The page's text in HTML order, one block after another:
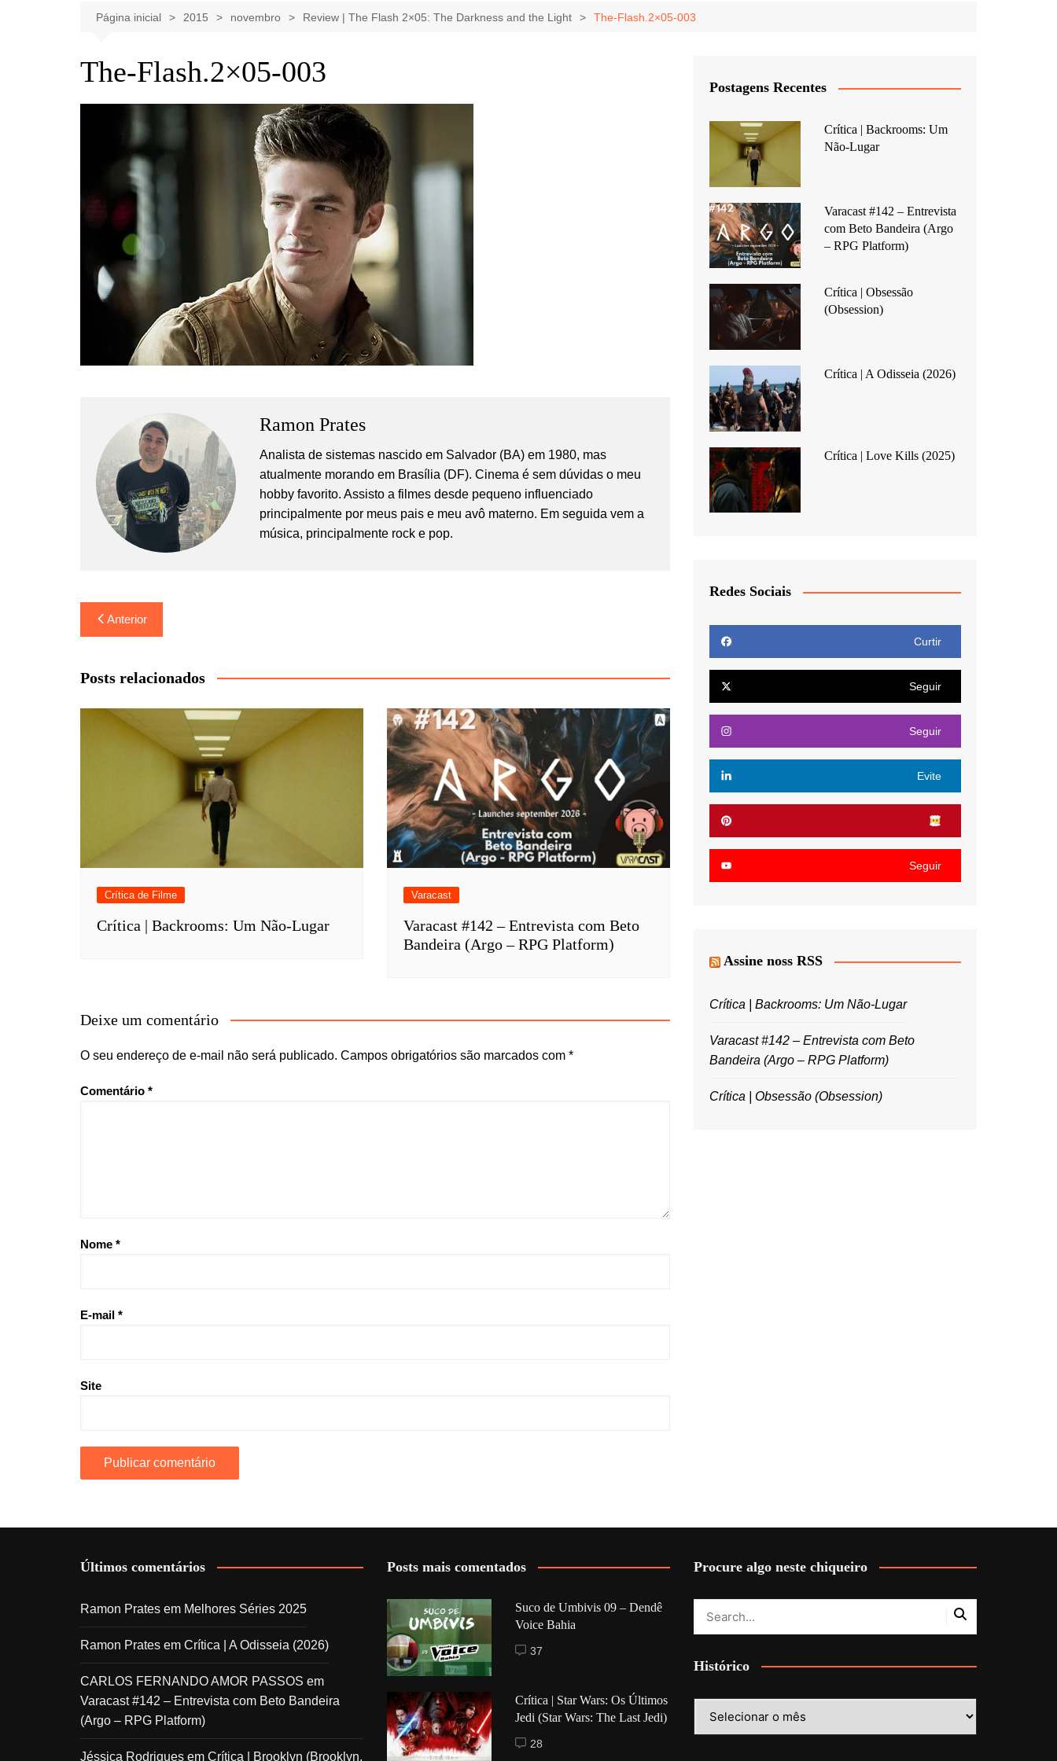
Celebridades
Música
Notícias
Clássicos
Livros
Game ReviewRadiola Torresmo
Tv
Página inicial 2015 novembro Review | The Flash 2×05: The Darkness and the Light The-Flash.2×05-003
The-Flash.2×05-003
Ramon Prates
Analista de sistemas nascido em Salvador (BA) em 1980, mas
atualmente morando em Brasília (DF). Cinema é sem dúvidas o meu
hobby favorito. Assisto a filmes desde pequeno influenciado
principalmente por meus pais e meu avô materno. Em seguida vem a
música, principalmente rock e pop.
Navegação
de
Post
Anterior
Posts relacionados
Crítica de Filme
Crítica | Backrooms: Um Não-Lugar
Varacast
Varacast #142 – Entrevista com Beto
Bandeira (Argo – RPG Platform)
Deixe um comentário
O seu endereço de e-mail não será publicado. Campos obrigatórios são marcados com *
Comentário *
Nome *
E-mail *
Site
Postagens Recentes
Crítica | Backrooms: Um
Não-Lugar
Varacast #142 – Entrevista
com Beto Bandeira (Argo
– RPG Platform)
Crítica | Obsessão
(Obsession)
Crítica | A Odisseia (2026)
Crítica | Love Kills (2025)
Redes Sociais
Curtir
Seguir
Seguir
Evite
Seguir
Assine noss RSS
Crítica | Backrooms: Um Não-Lugar
Varacast #142 – Entrevista com Beto
Bandeira (Argo – RPG Platform)
Crítica | Obsessão (Obsession)
Últimos comentários
Ramon Prates em Melhores Séries 2025
Ramon Prates em Crítica | A Odisseia (2026)
CARLOS FERNANDO AMOR PASSOS em
Varacast #142 – Entrevista com Beto Bandeira
(Argo – RPG Platform)
Jéssica Rodrigues em Crítica | Brooklyn (Brooklyn,
Posts mais comentados
Suco de Umbivis 09 – Dendê
Voice Bahia
37
Crítica | Star Wars: Os Últimos
Jedi (Star Wars: The Last Jedi)
28
Procure algo neste chiqueiro
Histórico